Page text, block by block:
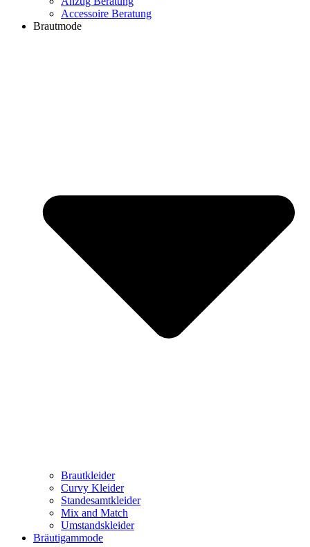
Accessoire Beratung
Brautmode
Brautkleider
Curvy Kleider
Standesamtkleider
Mix and Match
Umstandskleider
Bräutigammode